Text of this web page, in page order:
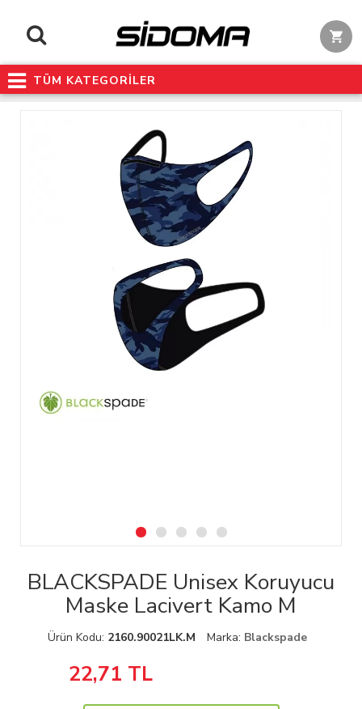
TÜM KATEGORİLER
BLACKSPADE Unisex Koruyucu
Maske Lacivert Kamo M
Ürün Kodu: 2160.90021LK.M Marka: Blackspade
22,71 TL